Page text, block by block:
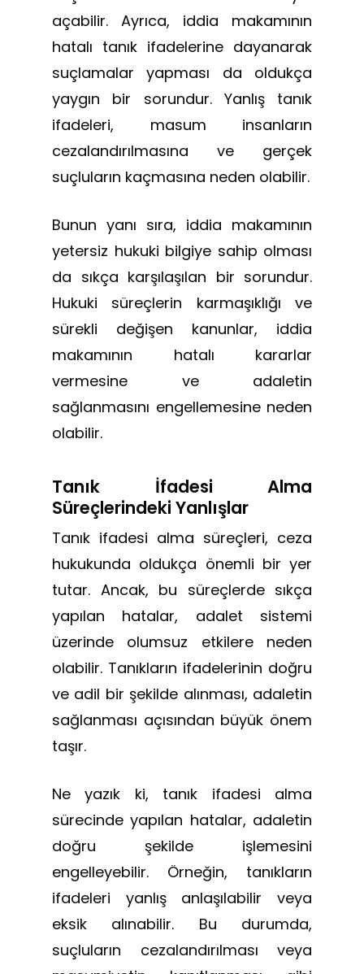
açabilir. Ayrıca, iddia makamının
hatalı tanık ifadelerine dayanarak
suçlamalar yapması da oldukça
yaygın bir sorundur. Yanlış tanık
ifadeleri, masum insanların
cezalandırılmasına ve gerçek
suçluların kaçmasına neden olabilir.
Bunun yanı sıra, iddia makamının
yetersiz hukuki bilgiye sahip olması
da sıkça karşılaşılan bir sorundur.
Hukuki süreçlerin karmaşıklığı ve
sürekli değişen kanunlar, iddia
makamının hatalı kararlar
vermesine ve adaletin
sağlanmasını engellemesine neden
olabilir.
Tanık İfadesi Alma
Süreçlerindeki Yanlışlar
Tanık ifadesi alma süreçleri, ceza
hukukunda oldukça önemli bir yer
tutar. Ancak, bu süreçlerde sıkça
yapılan hatalar, adalet sistemi
üzerinde olumsuz etkilere neden
olabilir. Tanıkların ifadelerinin doğru
ve adil bir şekilde alınması, adaletin
sağlanması açısından büyük önem
taşır.
Ne yazık ki, tanık ifadesi alma
sürecinde yapılan hatalar, adaletin
doğru şekilde işlemesini
engelleyebilir. Örneğin, tanıkların
ifadeleri yanlış anlaşılabilir veya
eksik alınabilir. Bu durumda,
suçluların cezalandırılması veya